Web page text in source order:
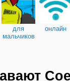
для
мальчиков
онлайн